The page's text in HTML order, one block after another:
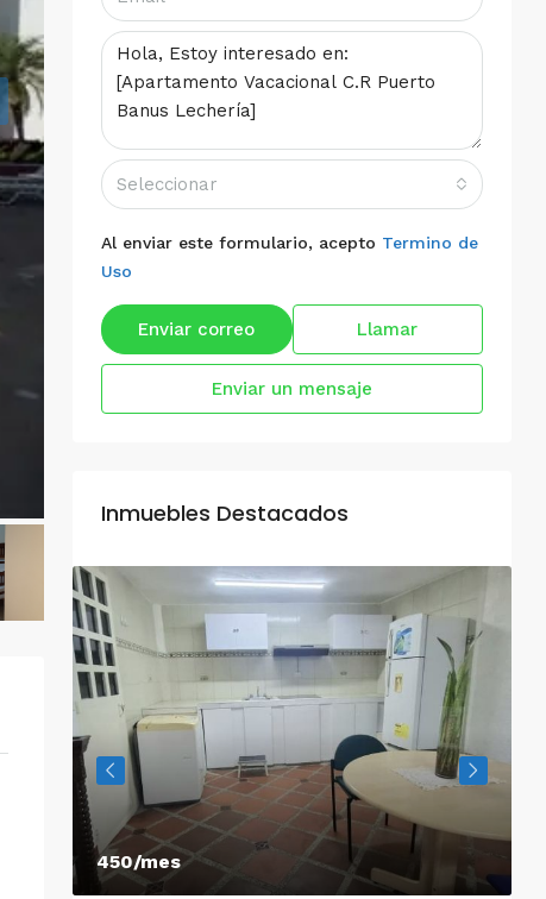
Seleccionar
Al enviar este formulario, acepto Termino de
Uso
Enviar correo Llamar
Enviar un mensaje
Inmuebles Destacados
450/mes